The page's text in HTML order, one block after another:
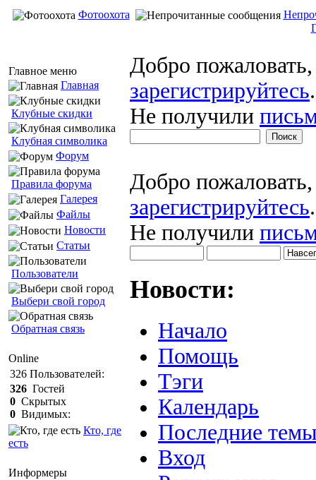
Фотоохота
Главное меню
Главная
Клубные скидки
Клубная символика
Форум
Правила форума
Галерея
Файлы
Новости
Статьи
Пользователи
Выбери свой город
Обратная связь
Online
326 Пользователей:
326 Гостей
0 Скрытых
0 Видимых:
Кто, где
есть
Информеры
Добро
зарегистрируйтесь.
Не получили
Добро
зарегистрируйтесь.
Не получили
Новости:
Начало
Помощь
Тэги
Календарь
Последние
Вход